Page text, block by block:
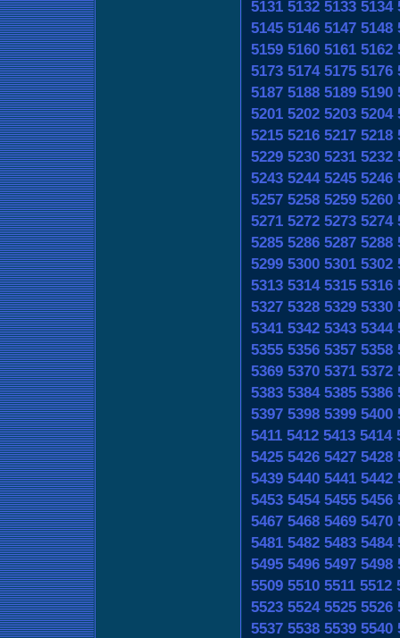
5131 5132 5133 5134
5145 5146 5147 5148
5159 5160 5161 5162
5173 5174 5175 5176
5187 5188 5189 5190
5201 5202 5203 5204
5215 5216 5217 5218
5229 5230 5231 5232
5243 5244 5245 5246
5257 5258 5259 5260
5271 5272 5273 5274
5285 5286 5287 5288
5299 5300 5301 5302
5313 5314 5315 5316
5327 5328 5329 5330
5341 5342 5343 5344
5355 5356 5357 5358
5369 5370 5371 5372
5383 5384 5385 5386
5397 5398 5399 5400
5411 5412 5413 5414
5425 5426 5427 5428
5439 5440 5441 5442
5453 5454 5455 5456
5467 5468 5469 5470
5481 5482 5483 5484
5495 5496 5497 5498
5509 5510 5511 5512
5523 5524 5525 5526
5537 5538 5539 5540